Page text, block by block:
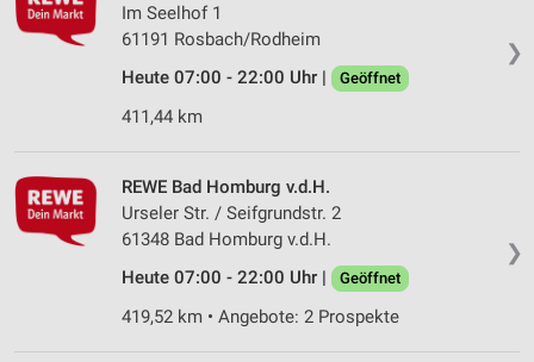
❯
Im Seelhof 1
61191 Rosbach/Rodheim
Heute 07:00 - 22:00 Uhr |
Geöffnet
411,44 km
❯
REWE Bad Homburg v.d.H.
Urseler Str. / Seifgrundstr. 2
61348 Bad Homburg v.d.H.
Heute 07:00 - 22:00 Uhr |
Geöffnet
419,52 km • Angebote: 2 Prospekte